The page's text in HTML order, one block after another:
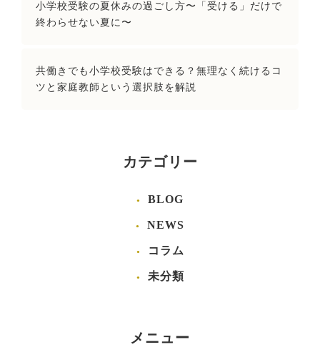
小学校受験の夏休みの過ごし方〜「受ける」だけで
終わらせない夏に〜
共働きでも小学校受験はできる？無理なく続けるコ
ツと家庭教師という選択肢を解説
カテゴリー
BLOG
NEWS
コラム
未分類
メニュー